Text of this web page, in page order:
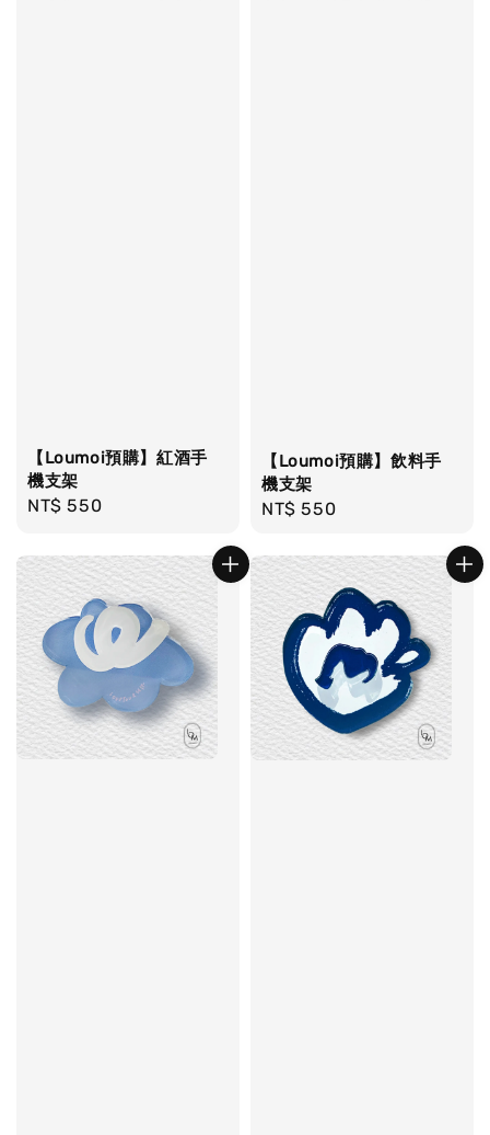
【Loumoi預購】紅酒手
機支架
Regular
NT$ 550
【Loumoi預購】飲料手
機支架
Regular
NT$ 550